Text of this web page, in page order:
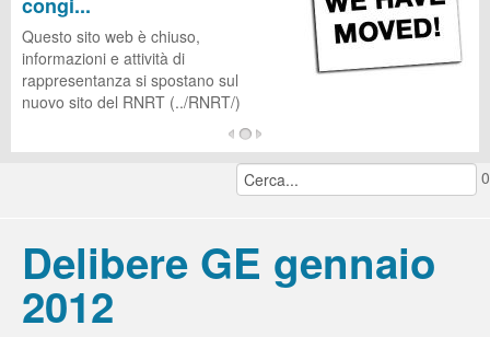
Questo sito web è chiuso,
informazioni e attività di
rappresentanza si spostano sul
nuovo sito del RNRT (../RNRT/)
0
Delibere GE gennaio
2012
CUG